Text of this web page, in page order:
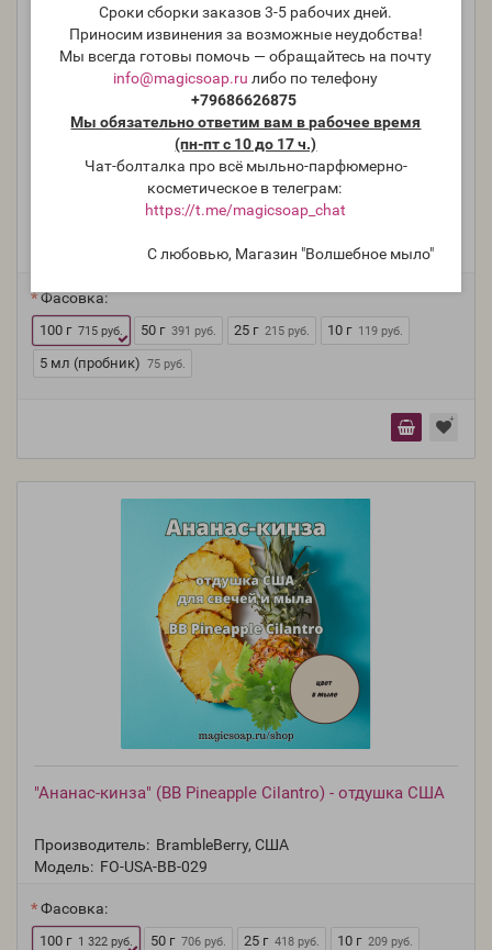
Сроки сборки заказов 3-5 рабочих дней.
Приносим извинения за возможные неудобства!
Мы всегда готовы помочь — обращайтесь на почту
info@magicsoap.ru либо по телефону
+79686626875
Мы обязательно ответим вам в рабочее время
(пн-пт с 10 до 17 ч.)
Чат-болталка про всё мыльно-парфюмерно-
косметическое в телеграм:
https://t.me/magicsoap_chat
С любовью, Магазин "Волшебное мыло"
"Ананас" - отдушка для мыла и косметики
O-046-FR
Фасовка:
100 г 715 руб. 50 г 391 руб. 25 г 215 руб. 10 г 119 руб.
5 мл (пробник) 75 руб.
"Ананас-кинза" (BB Pineapple Cilantro) - отдушка США
Производитель: BrambleBerry, США
Модель: FO-USA-BB-029
Фасовка:
100 г 1 322 руб. 50 г 706 руб. 25 г 418 руб. 10 г 209 руб.